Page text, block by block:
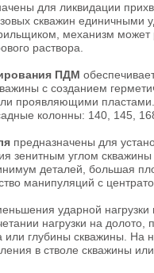
для ликвидации
скважин единичными
механизм может
раствора.
ПДМ
с созданием
проявляющими
колонны: 140, 145,
предназначены для
зенитным углом скважины
деталей, большая
манипуляций с
ударной нагрузки
нагрузки на долото,
или глубины скважины. На
в стволе скважины